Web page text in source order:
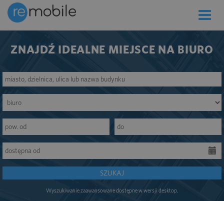
Toggle
ZNAJDŹ IDEALNE MIEJSCE NA BIURO
SZUKAJ
Wyszukiwanie zaawansowane dostępne w wersji desktop.